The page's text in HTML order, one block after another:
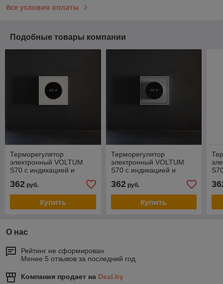
Все условия оплаты
Подобные товары компании
Терморегулятор
электронный VOLTUM
S70 с индикацией и
пола, хлопок
362 руб.
Купить
Терморегулятор
электронный VOLTUM
S70 с индикацией и
пола, серый
362руб.
Купить
О нас
Рейтинг не сформирован
Менее 5 отзывов за последний год
Компания продает на Deal.by